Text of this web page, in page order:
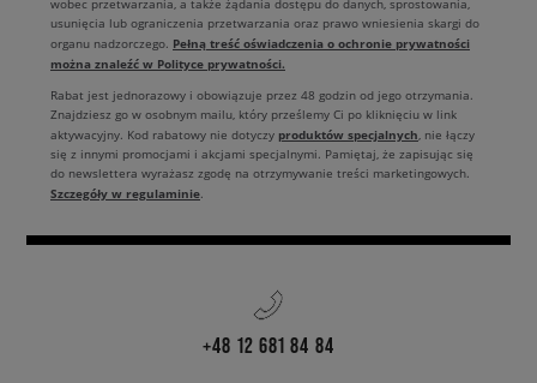
wobec przetwarzania, a także żądania dostępu do danych, sprostowania,
usunięcia lub ograniczenia przetwarzania oraz prawo wniesienia skargi do
organu nadzorczego. Pełną treść oświadczenia o ochronie prywatności
można znaleźć w Polityce prywatności.
Rabat jest jednorazowy i obowiązuje przez 48 godzin od jego otrzymania.
Znajdziesz go w osobnym mailu, który prześlemy Ci po kliknięciu w link
aktywacyjny. Kod rabatowy nie dotyczy produktów specjalnych, nie łączy
się z innymi promocjami i akcjami specjalnymi. Pamiętaj, że zapisując się
do newslettera wyrażasz zgodę na otrzymywanie treści marketingowych.
Szczegóły w regulaminie.
+48 12 681 84 84